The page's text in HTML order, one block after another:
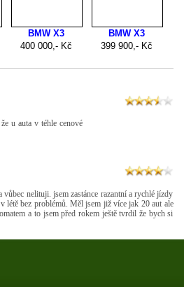
u auta v téhle cenové
nelituji. jsem zastánce razantní a rychlé jízdy
létě bez problémů. Měl jsem již více jak 20 aut ale
a to jsem před rokem ještě tvrdil že bych si